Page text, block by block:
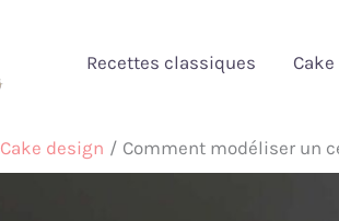
Recettes classiques
Cake design Comment modéliser un